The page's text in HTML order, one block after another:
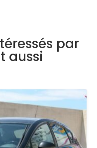
par
aussi